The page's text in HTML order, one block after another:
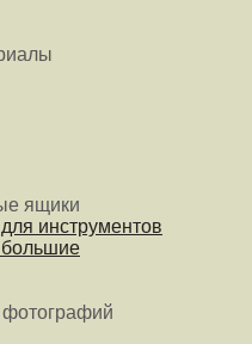
ящики
инструментов